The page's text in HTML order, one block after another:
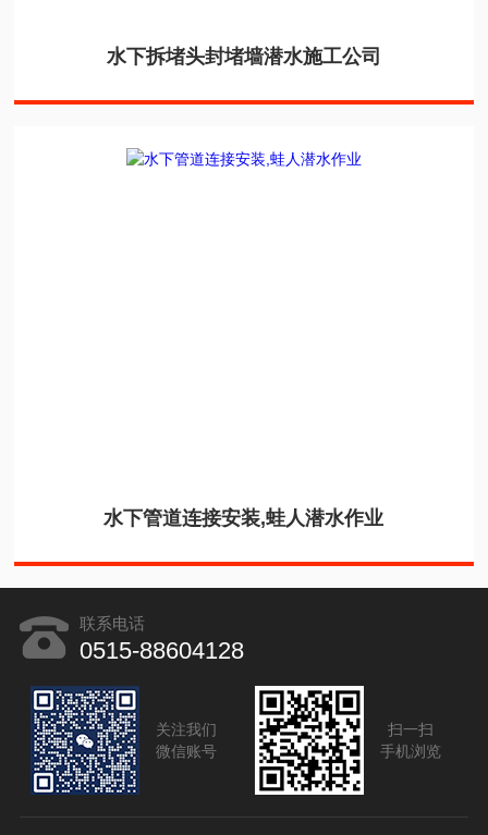
水下拆堵头封堵墙潜水施工公司
水下管道连接安装,蛙人潜水作业
联系电话
0515-88604128
关注我们
微信账号
扫一扫
手机浏览